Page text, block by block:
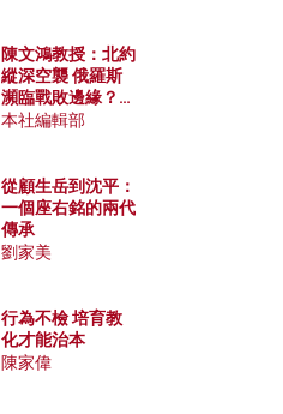
陳文鴻教授：北約
縱深空襲 俄羅斯
瀕臨戰敗邊緣？中
國零部件能左右戰
本社編輯部
從顧生岳到沈平：
一個座右銘的兩代
傳承
劉家美
行為不檢 培育教
化才能治本
陳家偉